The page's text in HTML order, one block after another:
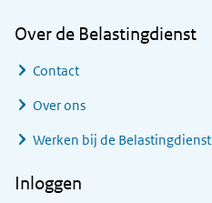
Over de Belastingdienst
Contact
Over ons
Werken bij de Belastingdienst
Inloggen